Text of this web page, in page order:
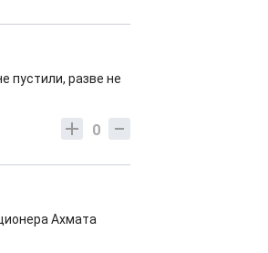
пустили, разве не
0
Ахмата